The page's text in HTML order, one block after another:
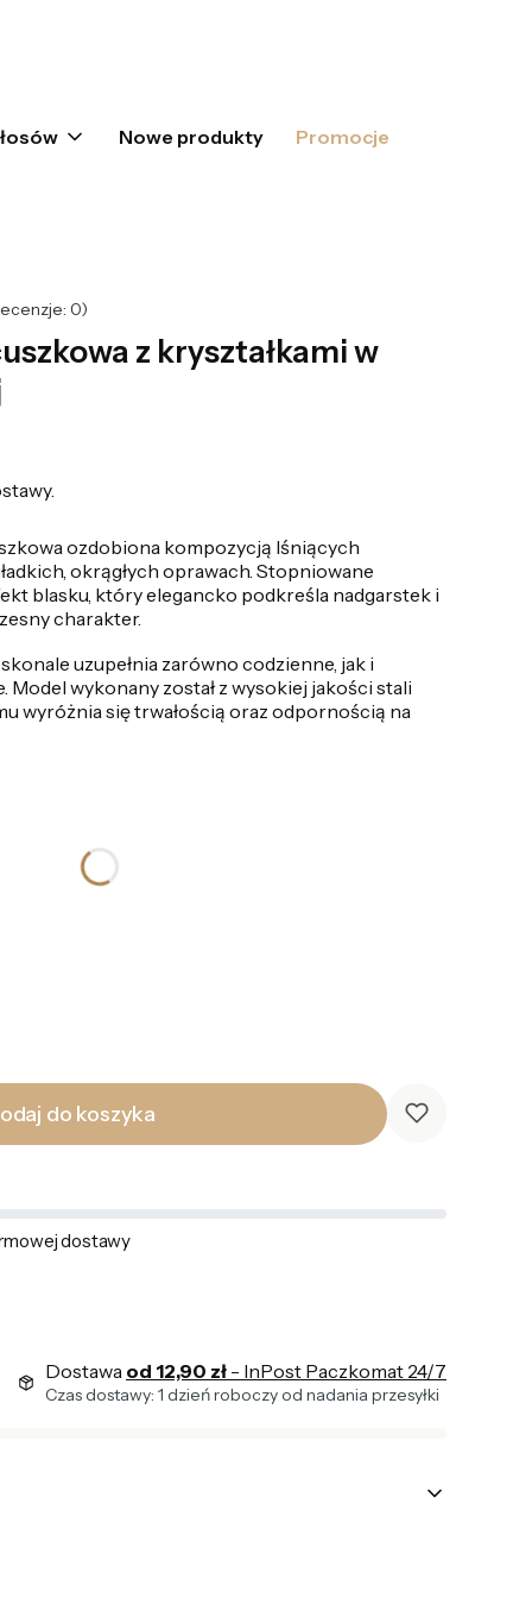
Nowe produkty Promocje
0)
z kryształkami w
ozdobiona kompozycją lśniących
okrągłych oprawach. Stopniowane
blasku, który elegancko podkreśla nadgarstek i
charakter.
uzupełnia zarówno codzienne, jak i
Model wykonany został z wysokiej jakości stali
wyróżnia się trwałością oraz odpornością na
do koszyka
dostawy
Dostawa od 12,90 zł - InPost Paczkomat 24/7
Czas dostawy: 1 dzień roboczy od nadania przesyłki